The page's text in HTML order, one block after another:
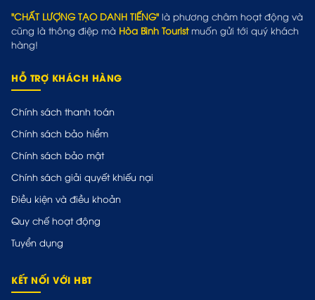
"CHẤT LƯỢNG TẠO DANH TIẾNG" là phương châm hoạt động và
cũng là thông điệp mà Hòa Bình Touristmuốn gửi tới quý khách
hàng!
HỖ TRỢ KHÁCH HÀNG
Chính sách thanh toán
Chính sách bảo hiểm
Chính sách bảo mật
Chính sách giải quyết khiếu nại
Điều kiện và điều khoản
Quy chế hoạt động
Tuyển dụng
KẾT NỐI VỚI HBT